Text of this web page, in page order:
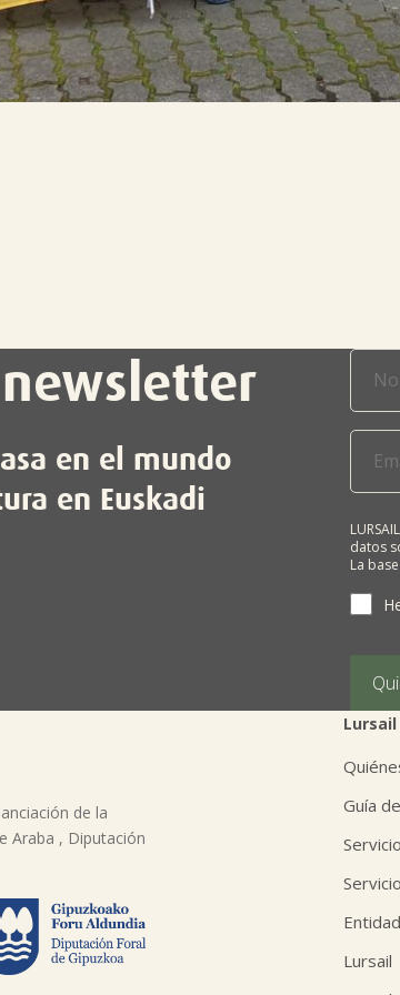
en el mundo
en Euskadi
datos
La
de la
Araba , Diputación
Lursail
Guía
Lursail